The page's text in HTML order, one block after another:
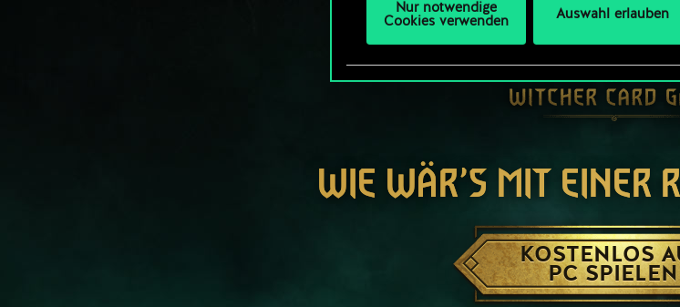
Nur notwendige
Cookies verwenden
Auswahl erlauben
WIE WÄR’S MIT EINER
KOSTENLOS
PC SPIELEN